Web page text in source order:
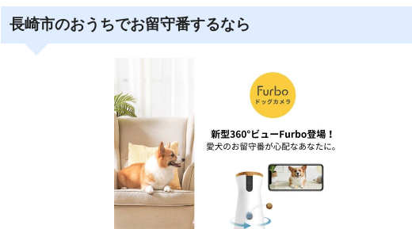
長崎市のおうちでお留守番するなら